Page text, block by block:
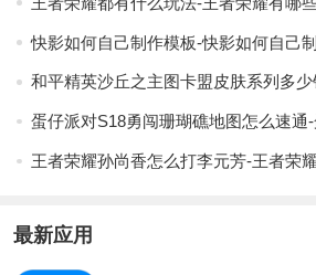
快影如何自己制作模板-快影如何自己
和平精英沙丘之主图卡盟皮肤系列多
蛋仔派对S18勇闯珊瑚礁地图怎么速
王者荣耀孙尚香怎么打李元芳-王者荣
最新应用